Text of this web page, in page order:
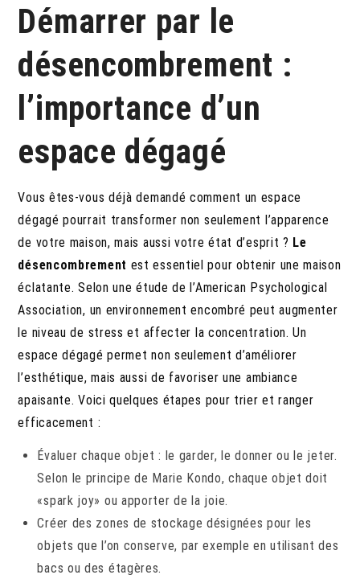
Démarrer par le
désencombrement :
l’importance d’un
espace dégagé
Vous êtes-vous déjà demandé comment un espace
dégagé pourrait transformer non seulement l’apparence
de votre maison, mais aussi votre état d’esprit ? Le
désencombrement est essentiel pour obtenir une maison
éclatante. Selon une étude de l’American Psychological
Association, un environnement encombré peut augmenter
le niveau de stress et affecter la concentration. Un
espace dégagé permet non seulement d’améliorer
l’esthétique, mais aussi de favoriser une ambiance
apaisante. Voici quelques étapes pour trier et ranger
efficacement :
Évaluer chaque objet : le garder, le donner ou le jeter.
Selon le principe de Marie Kondo, chaque objet doit
«spark joy» ou apporter de la joie.
Créer des zones de stockage désignées pour les
objets que l’on conserve, par exemple en utilisant des
bacs ou des étagères.